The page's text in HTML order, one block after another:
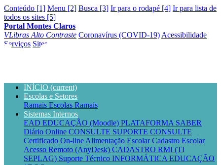
Conteúdo [1] Menu [2] Busca [3] Ir para o rodapé [4] Ir para lista de
todos os sites [5]
Portal Montes Claros
VLibras Alto Contraste Coronavírus (COVID-19) Acessibilidade
Serviços Sites
INÍCIO (current)
Escolas e Setores
Ramais Escolas Ramais
Sistemas Internos
EAD EDUCAÇÃO (Moodle) PLATAFORMA SABER
Diário Online CONSULTE SUPORTE CONSULTE
Certificado On-line Alimentação EscolarCadastro Escolar
Acesso Remoto (AnyDesk) CADASTRO RMI (TI
SEPLAG) Suporte Técnico INFORMÁTICA EDUCAÇÃO